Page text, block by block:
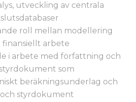
utveckling av centrala
roll mellan modellering
arbete
i arbete med författning och
som
beräkningsunderlag och
styrdokument